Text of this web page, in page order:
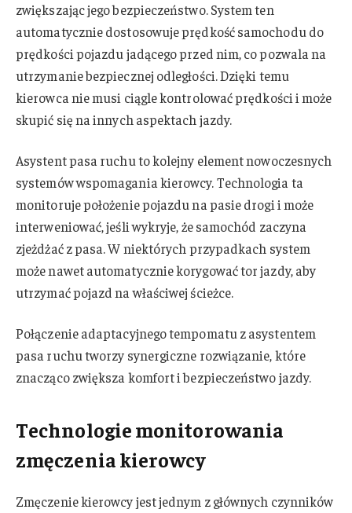
zwiększając jego bezpieczeństwo. System ten
automatycznie dostosowuje prędkość samochodu do
prędkości pojazdu jadącego przed nim, co pozwala na
utrzymanie bezpiecznej odległości. Dzięki temu
kierowca nie musi ciągle kontrolować prędkości i może
skupić się na innych aspektach jazdy.
Asystent pasa ruchu to kolejny element nowoczesnych
systemów wspomagania kierowcy. Technologia ta
monitoruje położenie pojazdu na pasie drogi i może
interweniować, jeśli wykryje, że samochód zaczyna
zjeżdżać z pasa. W niektórych przypadkach system
może nawet automatycznie korygować tor jazdy, aby
utrzymać pojazd na właściwej ścieżce.
Połączenie adaptacyjnego tempomatu z asystentem
pasa ruchu tworzy synergiczne rozwiązanie, które
znacząco zwiększa komfort i bezpieczeństwo jazdy.
Technologie monitorowania
zmęczenia kierowcy
Zmęczenie kierowcy jest jednym z głównych czynników